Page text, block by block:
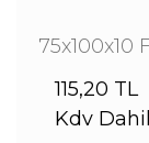
75x100x10
115,20 TL
Kdv Dahil